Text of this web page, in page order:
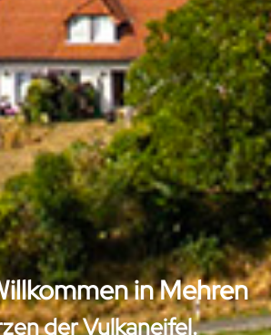
in Mehren
der Vulkaneifel.